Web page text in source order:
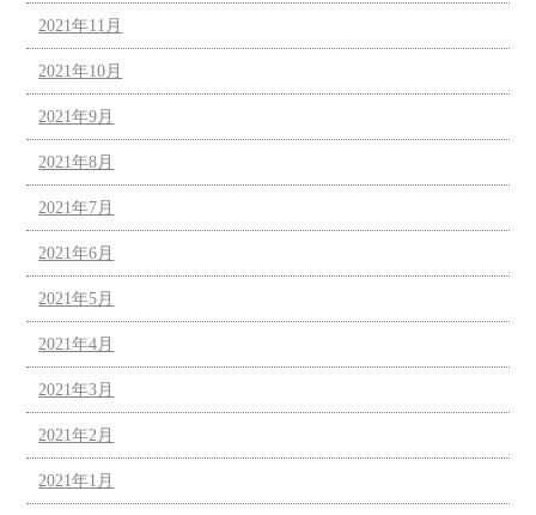
2021年11月
2021年10月
2021年9月
2021年8月
2021年7月
2021年6月
2021年5月
2021年4月
2021年3月
2021年2月
2021年1月